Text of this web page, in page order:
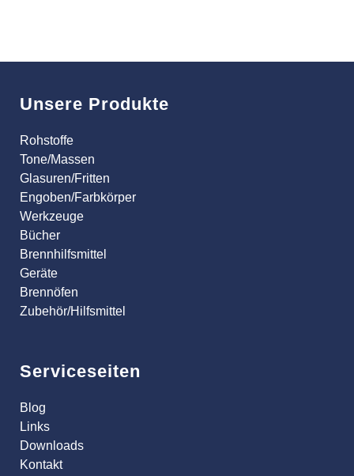
Unsere Produkte
Rohstoffe
Tone/Massen
Glasuren/Fritten
Engoben/Farbkörper
Werkzeuge
Bücher
Brennhilfsmittel
Geräte
Brennöfen
Zubehör/Hilfsmittel
Serviceseiten
Blog
Links
Downloads
Kontakt